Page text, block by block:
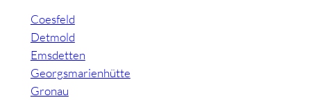
Coesfeld
Detmold
Emsdetten
Georgsmarienhütte
Gronau